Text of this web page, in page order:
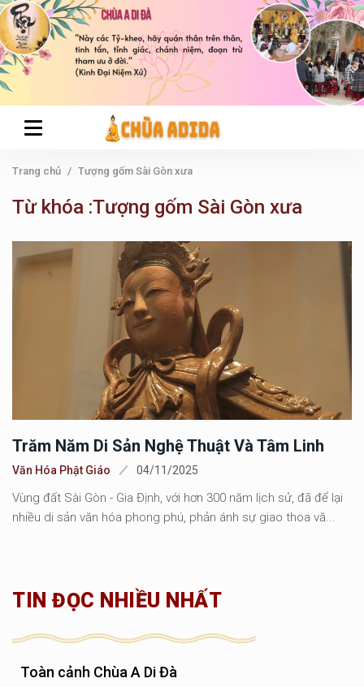
Trang chủ Tượng gốm Sài Gòn xưa
Từ khóa :Tượng gốm Sài Gòn xưa
Trăm Năm Di Sản Nghệ Thuật Và Tâm Linh
Văn Hóa Phật Giáo 04/11/2025
Vùng đất Sài Gòn - Gia Định, với hơn 300 năm lịch sử, đã để lại
nhiều di sản văn hóa phong phú, phản ánh sự giao thoa vă...
TIN ĐỌC NHIỀU NHẤT
Toàn cảnh Chùa A Di Đà